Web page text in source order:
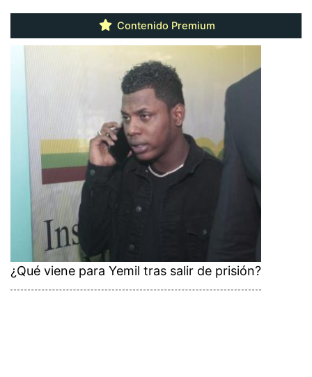
Contenido Premium
¿Qué viene para Yemil tras salir de prisión?